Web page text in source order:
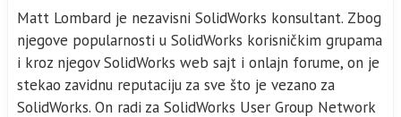
Matt Lombard je nezavisni SolidWorks konsultant. Zbog
njegove popularnosti u SolidWorks korisničkim grupama
i kroz njegov SolidWorks web sajt i onlajn forume, on je
stekao zavidnu reputaciju za sve što je vezano za
SolidWorks. On radi za SolidWorks User Group Network